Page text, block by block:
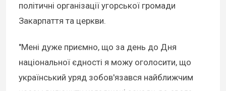
політичні організації угорської громади
Закарпаття та церкви.
"Мені дуже приємно, що за день до Дня
національної єдності я можу оголосити, що
український уряд зобов'язався найближчим